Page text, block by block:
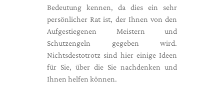
Bedeutung kennen, da dies ein sehr
persönlicher Rat ist, der Ihnen von den
Aufgestiegenen Meistern und
Schutzengeln gegeben wird.
Nichtsdestotrotz sind hier einige Ideen
für Sie, über die Sie nachdenken und
Ihnen helfen können.